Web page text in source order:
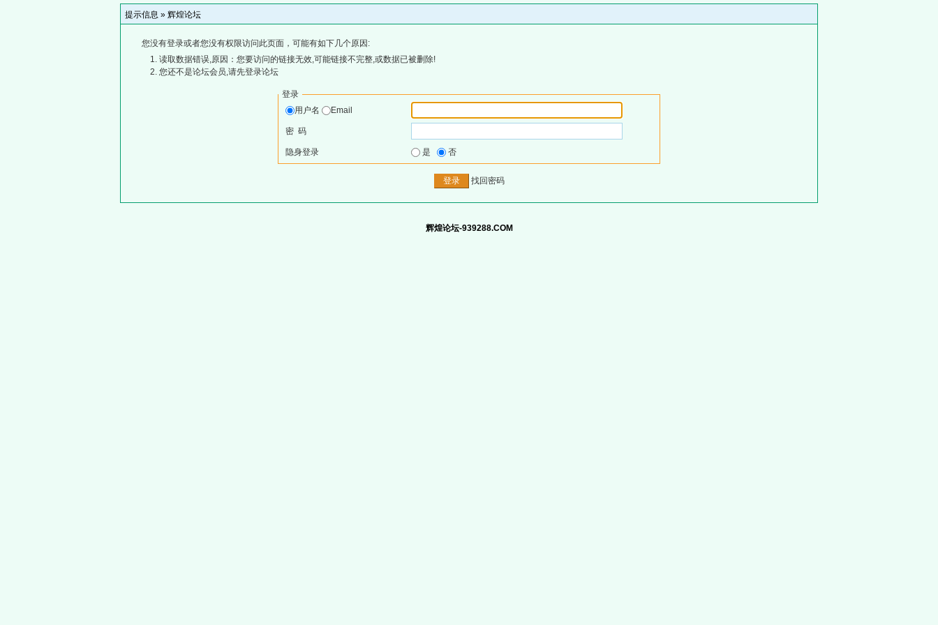
提示信息 » 辉煌论坛
您没有登录或者您没有权限访问此页面，可能有如下几个原因:
读取数据错误,原因：您要访问的链接无效,可能链接不完整,或数据已被删除!
您还不是论坛会员,请先登录论坛
登录
用户名
Email
密 码
隐身登录 是 否
找回密码
辉煌论坛-939288.COM